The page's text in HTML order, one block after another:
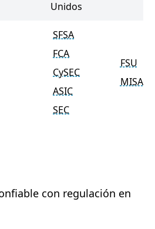
Unidos
SFSA
FCA
CySEC
ASIC
SEC
FSU
MISA
con regulación en